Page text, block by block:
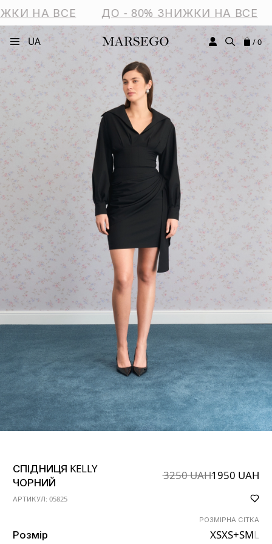
НА ВСЕ ДО - 80% ЗНИЖКИ НА ВСЕ
UA / 0
СПІДНИЦЯ KELLY
ЧОРНИЙ
3250 UAH1950 UAH
АРТИКУЛ: 05825
РОЗМІРНА СІТКА
Розмір XSXS+SML